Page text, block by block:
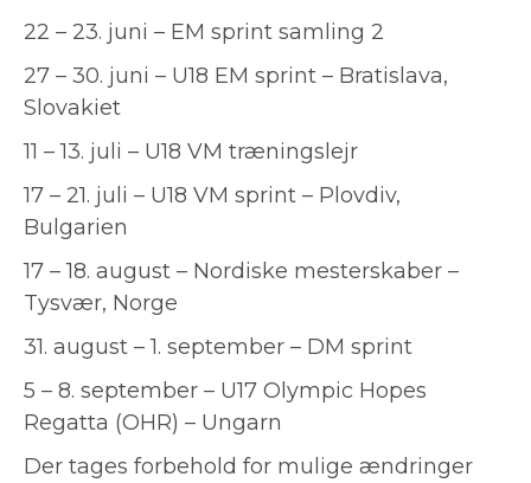
22 – 23. juni – EM sprint samling 2
27 – 30. juni – U18 EM sprint – Bratislava,
Slovakiet
11 – 13. juli – U18 VM træningslejr
17 – 21. juli – U18 VM sprint – Plovdiv,
Bulgarien
17 – 18. august – Nordiske mesterskaber –
Tysvær, Norge
31. august – 1. september – DM sprint
5 – 8. september – U17 Olympic Hopes
Regatta (OHR) – Ungarn
Der tages forbehold for mulige ændringer